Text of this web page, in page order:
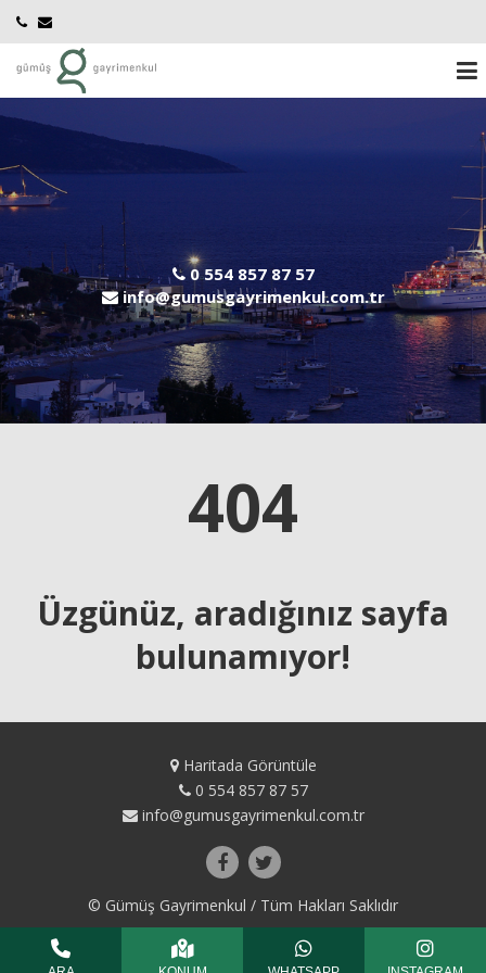
0 554 857 87 57
info@gumusgayrimenkul.com.tr
404
Üzgünüz, aradığınız sayfa
bulunamıyor!
Haritada Görüntüle
0 554 857 87 57
info@gumusgayrimenkul.com.tr
© Gümüş Gayrimenkul / Tüm Hakları Saklıdır